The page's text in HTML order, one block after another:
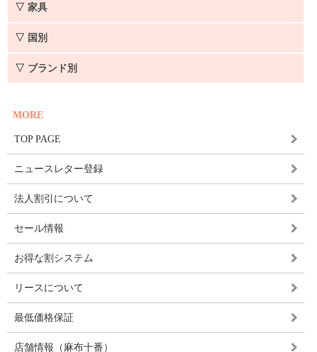
▽ 家具
▽ 国別
▽ ブランド別
MORE
TOP PAGE
ニュースレター登録
法人割引について
セール情報
お得な割システム
リースについて
最低価格保証
店舗情報（麻布十番）